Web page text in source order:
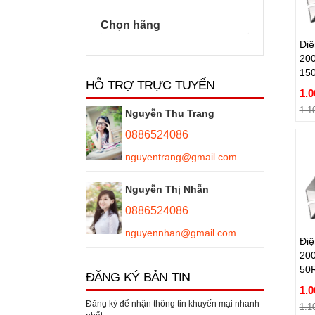
50R
Chọn hãng
HỖ TRỢ TRỰC TUYẾN
Nguyễn Thu Trang
0886524086
nguyentrang@gmail.com
Nguyễn Thị Nhẫn
0886524086
nguyennhan@gmail.com
ĐĂNG KÝ BẢN TIN
Đăng ký để nhận thông tin khuyến mại nhanh